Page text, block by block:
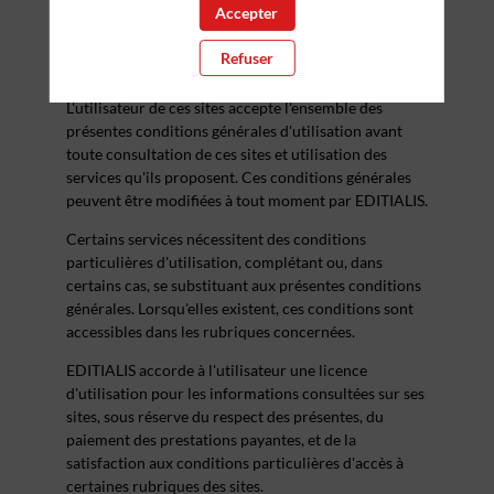
Décision-Achats.fr, DAF-mag.fr, qui ont pour
directeur de la publication, Monsieur Hervé
L'utilisateur de ces sites accepte l'ensemble des
présentes conditions générales d'utilisation avant
toute consultation de ces sites et utilisation des
services qu'ils proposent. Ces conditions générales
peuvent être modifiées à tout moment par EDITIALIS.
Certains services nécessitent des conditions
particulières d'utilisation, complétant ou, dans
certains cas, se substituant aux présentes conditions
générales. Lorsqu'elles existent, ces conditions sont
accessibles dans les rubriques concernées.
EDITIALIS accorde à l'utilisateur une licence
d'utilisation pour les informations consultées sur ses
sites, sous réserve du respect des présentes, du
paiement des prestations payantes, et de la
satisfaction aux conditions particulières d'accès à
certaines rubriques des sites.
Accepter
Refuser